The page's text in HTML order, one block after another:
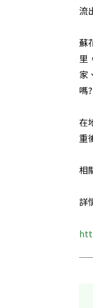
流
蘇
里
家
嗎?
在
重
相
詳